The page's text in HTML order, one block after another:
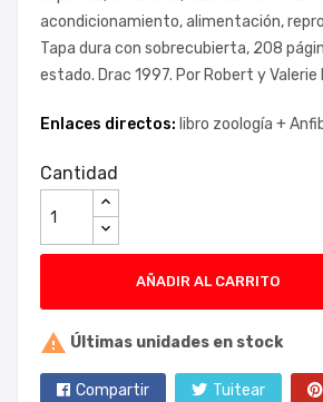
acondicionamiento, alimentación,
Tapa dura con sobrecubierta, 208
estado. Drac 1997. Por Robert y Valerie
Enlaces directos: libro zoología +
Cantidad
AÑADIR AL CARRITO
 Últimas unidades en stock
Compartir Tuitear